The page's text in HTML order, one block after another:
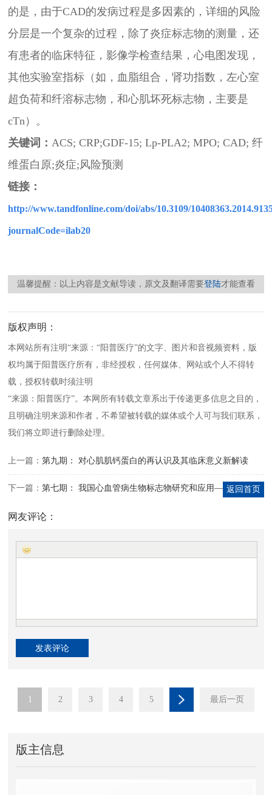
的是，由于CAD的发病过程是多因素的，详细的风险
分层是一个复杂的过程，除了炎症标志物的测量，还
有患者的临床特征，影像学检查结果，心电图发现，
其他实验室指标（如，血脂组合，肾功指数，左心室
超负荷和纤溶标志物，和心肌坏死标志物，主要是
cTn）。
关键词：ACS; CRP;GDF-15; Lp-PLA2; MPO;CAD;纤
维蛋白原;炎症;风险预测
链接 ：
http://www.tandfonline.com/doi/abs/10.3109/
journalCode=ilab20
温馨提醒：以上内容是文献导读，原文及翻译需要登陆才能查看
版权声明：
本网站所有注明“来源：“阳普医疗”的文字、图片和音视频资料，版
权均属于阳普医疗所有，非经授权，任何媒体、网站或个人不得转
载，授权转载时须注明
“来源：阳普医疗”。本网所有转载文章系出于传递更多信息之目的，
且明确注明来源和作者，不希望被转载的媒体或个人可与我们联系，
我们将立即进行删除处理。
上一篇：第九期： 对心肌肌钙蛋白的再认识及其临床意义新解读
下一篇：第七期： 我国心血管病生物标志物研究和应用——会议篇
返回首页
网友评论：
1 2 3 4 5 最后一页
版主信息